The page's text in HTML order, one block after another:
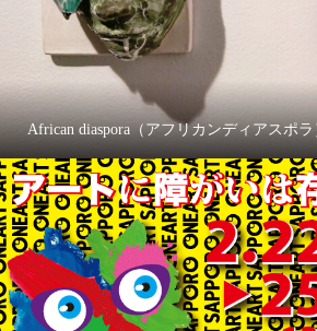
African diaspora（アフリカンディアスポラ